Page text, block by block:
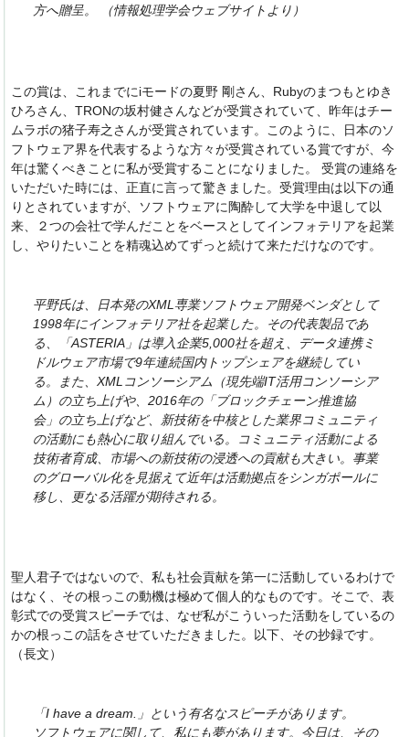
方へ贈呈。 （情報処理学会ウェブサイトより）
この賞は、これまでにiモードの夏野 剛さん、Rubyのまつもとゆき
ひろさん、TRONの坂村健さんなどが受賞されていて、昨年はチー
ムラボの猪子寿之さんが受賞されています。このように、日本のソ
フトウェア界を代表するような方々が受賞されている賞ですが、今
年は驚くべきことに私が受賞することになりました。 受賞の連絡を
いただいた時には、正直に言って驚きました。受賞理由は以下の通
りとされていますが、ソフトウェアに陶酔して大学を中退して以
来、２つの会社で学んだことをベースとしてインフォテリアを起業
し、やりたいことを精魂込めてずっと続けて来ただけなのです。
平野氏は、日本発のXML専業ソフトウェア開発ベンダとして
1998年にインフォテリア社を起業した。その代表製品であ
る、「ASTERIA」は導入企業5,000社を超え、データ連携ミ
ドルウェア市場で9年連続国内トップシェアを継続してい
る。また、XMLコンソーシアム（現先端IT活用コンソーシア
ム）の立ち上げや、2016年の「ブロックチェーン推進協
会」の立ち上げなど、新技術を中核とした業界コミュニティ
の活動にも熱心に取り組んでいる。コミュニティ活動による
技術者育成、市場への新技術の浸透への貢献も大きい。事業
のグローバル化を見据えて近年は活動拠点をシンガポールに
移し、更なる活躍が期待される。
聖人君子ではないので、私も社会貢献を第一に活動しているわけで
はなく、その根っこの動機は極めて個人的なものです。そこで、表
彰式での受賞スピーチでは、なぜ私がこういった活動をしているの
かの根っこの話をさせていただきました。以下、その抄録です。
（長文）
「I have a dream.」という有名なスピーチがあります。
ソフトウェアに関して、私にも夢があります。今日は、その